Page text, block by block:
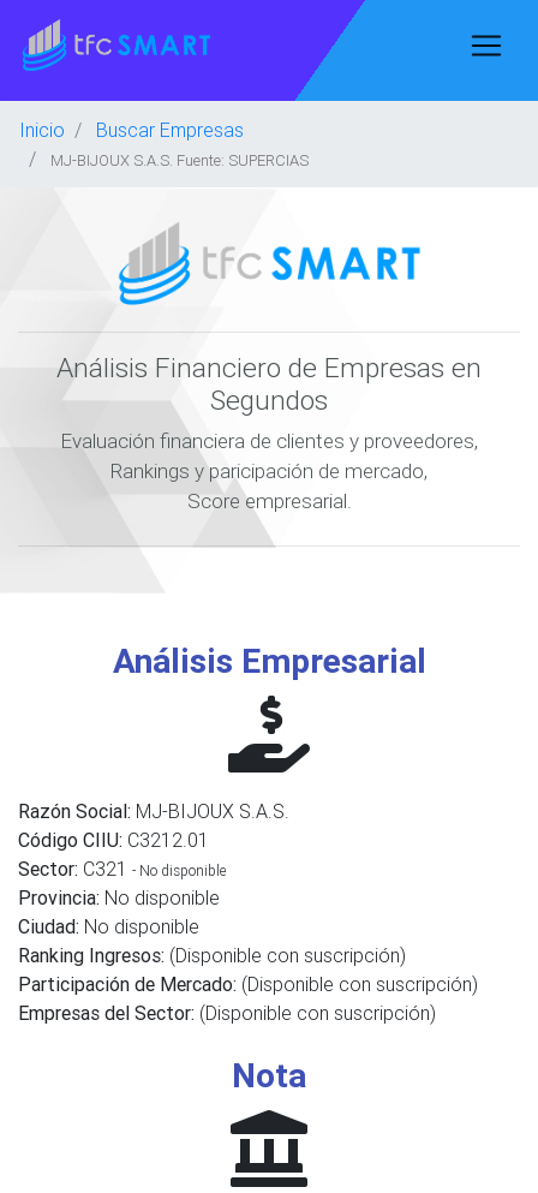
Inicio Buscar Empresas
MJ-BIJOUX S.A.S. Fuente: SUPERCIAS
Análisis Financiero de Empresas en
Segundos
Evaluación financiera de clientes y proveedores,
Rankings y paricipación de mercado,
Score empresarial.
Análisis Empresarial
Razón Social: MJ-BIJOUX S.A.S.
Código CIIU: C3212.01
Sector: C321 - No disponible
Provincia: No disponible
Ciudad: No disponible
Ranking Ingresos: (Disponible con suscripción)
Participación de Mercado: (Disponible con suscripción)
Empresas del Sector: (Disponible con suscripción)
Nota